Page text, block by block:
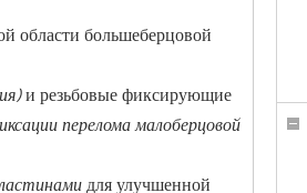
области большеберцовой
и резьбовые фиксирующие
перелома малоберцовой
для улучшенной